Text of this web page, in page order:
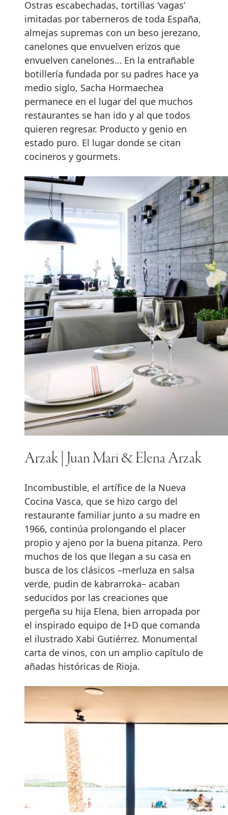
Ostras escabechadas, tortillas ‘vagas’
imitadas por taberneros de toda España,
almejas supremas con un beso jerezano,
canelones que envuelven erizos que
envuelven canelones… En la entrañable
botillería fundada por su padres hace ya
medio siglo, Sacha Hormaechea
permanece en el lugar del que muchos
restaurantes se han ido y al que todos
quieren regresar. Producto y genio en
estado puro. El lugar donde se citan
cocineros y gourmets.
Arzak | Juan Mari & Elena Arzak
Incombustible, el artífice de la Nueva
Cocina Vasca, que se hizo cargo del
restaurante familiar junto a su madre en
1966, continúa prolongando el placer
propio y ajeno por la buena pitanza. Pero
muchos de los que llegan a su casa en
busca de los clásicos –merluza en salsa
verde, pudin de kabrarroka– acaban
seducidos por las creaciones que
pergeña su hija Elena, bien arropada por
el inspirado equipo de I+D que comanda
el ilustrado Xabi Gutiérrez. Monumental
carta de vinos, con un amplio capítulo de
añadas históricas de Rioja.